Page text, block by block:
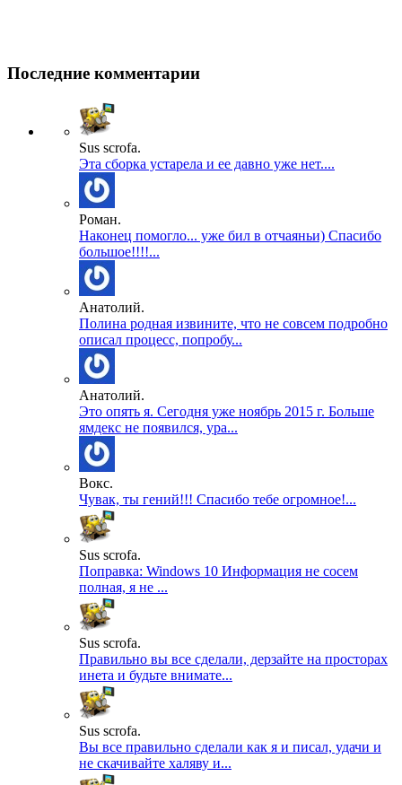
Последние комментарии
Sus scrofa.
Эта сборка устарела и ее давно уже нет....
Роман.
Наконец помогло... уже бил в отчаяньи) Спасибо
большое!!!!...
Анатолий.
Полина родная извините, что не совсем подробно
описал процесс, попробу...
Анатолий.
Это опять я. Сегодня уже ноябрь 2015 г. Больше
ямдекс не появился, ура...
Вокс.
Чувак, ты гений!!! Спасибо тебе огромное!...
Sus scrofa.
Поправка: Windows 10 Информация не сосем
полная, я не ...
Sus scrofa.
Правильно вы все сделали, дерзайте на просторах
инета и будьте внимате...
Sus scrofa.
Вы все правильно сделали как я и писал, удачи и
не скачивайте халяву и...